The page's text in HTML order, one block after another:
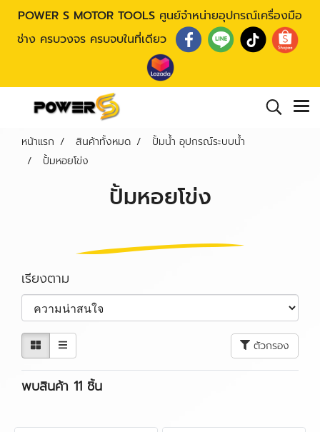
POWER S MOTOR TOOLS ศูนย์จำหน่ายอุปกรณ์เครื่องมือ
ช่าง ครบวงจร ครบจบในที่เดียว
หน้าแรก สินค้าทั้งหมด
ปั้มน้ำ อุปกรณ์ระบบน้ำ
ปั้มหอยโข่ง
ปั้มหอยโข่ง
เรียงตาม
ตัวกรอง
พบสินค้า 11 ชิ้น